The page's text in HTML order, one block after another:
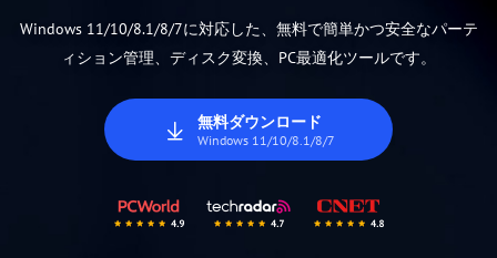
Windows 11/10/8.1/8/7に対応した、無料で簡単かつ安全なパーテ
ィション管理、ディスク変換、PC最適化ツールです。
無料ダウンロード
Windows 11/10/8.1/8/7